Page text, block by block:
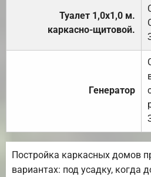
Туалет 1,0х1,0 м.
каркасно-щитовой.
Генератор
Постройка каркасных домов
вариантах: под усадку, когда